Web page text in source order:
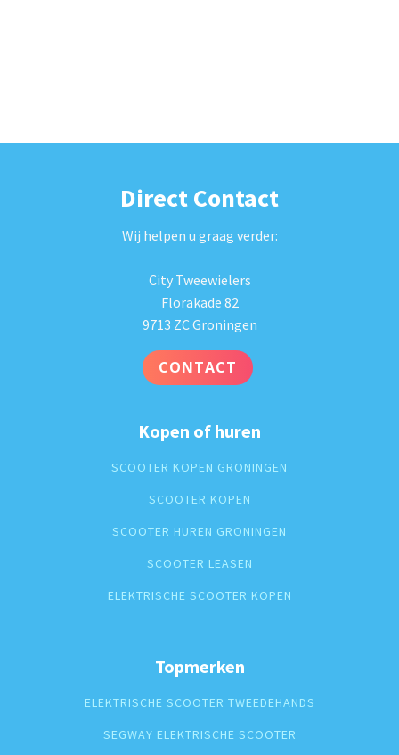
Direct Contact
Wij helpen u graag verder:
City Tweewielers
Florakade 82
9713 ZC Groningen
CONTACT
Kopen of huren
SCOOTER KOPEN GRONINGEN
SCOOTER KOPEN
SCOOTER HUREN GRONINGEN
SCOOTER LEASEN
ELEKTRISCHE SCOOTER KOPEN
Topmerken
ELEKTRISCHE SCOOTER TWEEDEHANDS
SEGWAY ELEKTRISCHE SCOOTER